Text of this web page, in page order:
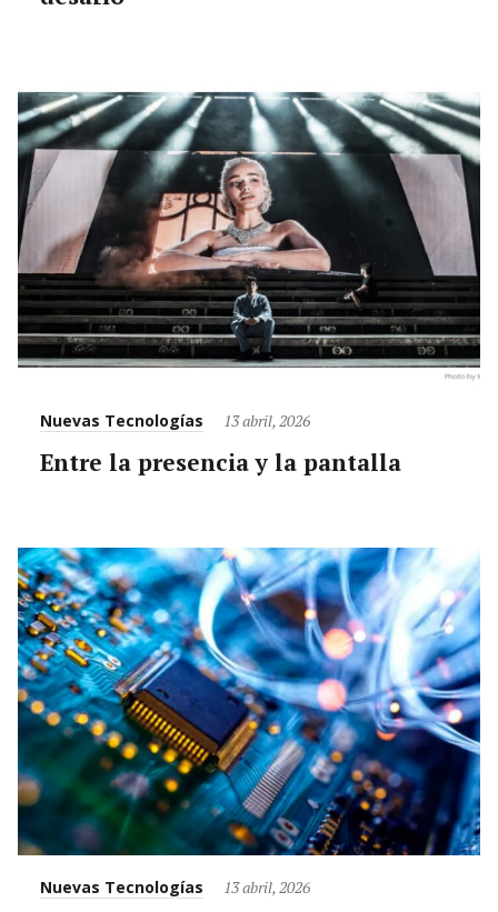
Category
Nuevas Tecnologías
Posted
13 abril, 2026
Entre la presencia y la pantalla
Category
Nuevas Tecnologías
Posted
13 abril, 2026